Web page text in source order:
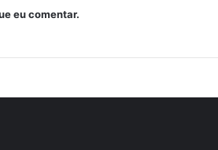
eu comentar.